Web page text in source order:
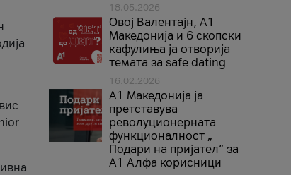
18.05.2026
Овој Валентајн, A1
Македонија и 6 скопски
кафулиња ја отворија
темата за safe dating
16.02.2026
А1 Македонија ја
претставува
револуционерната
функционалност „
Подари на пријател“ за
А1 Алфа корисници